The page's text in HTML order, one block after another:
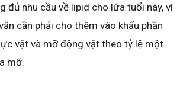
đủ nhu cầu về lipid cho lứa tuổi này, vì
cần phải cho thêm vào khẩu phần
vật và mỡ động vật theo tỷ lệ một
mỡ.